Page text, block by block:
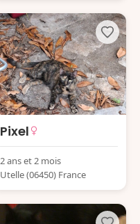
Pixel
2 ans et 2 mois
Utelle (06450) France